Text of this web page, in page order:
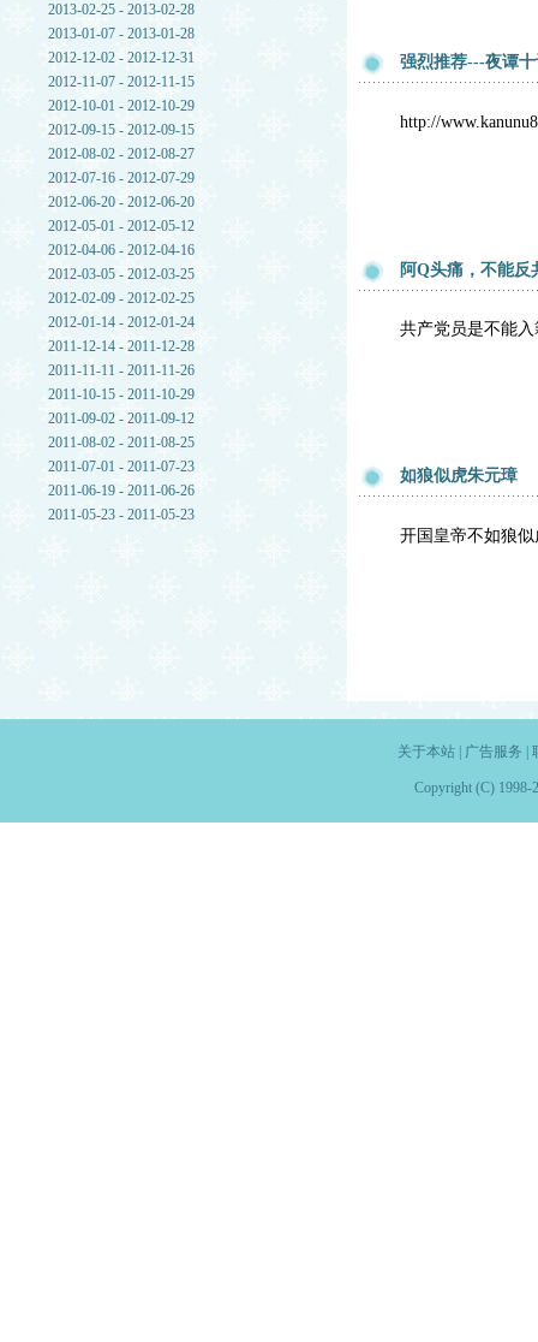
2013-02-25 - 2013-02-28
2013-01-07 - 2013-01-28
2012-12-02 - 2012-12-31
2012-11-07 - 2012-11-15
2012-10-01 - 2012-10-29
2012-09-15 - 2012-09-15
2012-08-02 - 2012-08-27
2012-07-16 - 2012-07-29
2012-06-20 - 2012-06-20
2012-05-01 - 2012-05-12
2012-04-06 - 2012-04-16
2012-03-05 - 2012-03-25
2012-02-09 - 2012-02-25
2012-01-14 - 2012-01-24
2011-12-14 - 2011-12-28
2011-11-11 - 2011-11-26
2011-10-15 - 2011-10-29
2011-09-02 - 2011-09-12
2011-08-02 - 2011-08-25
2011-07-01 - 2011-07-23
2011-06-19 - 2011-06-26
2011-05-23 - 2011-05-23
强烈推荐---夜谭
http://
阿Q头痛，不能反
共产党员是不能
如狼似虎朱元璋
开国皇帝不如狼
关于本站| 广告服务
Copyright (C) 1998-